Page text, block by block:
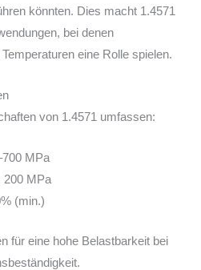
könnten. Dies macht 1.4571
bei denen
eine Rolle spielen.
von 1.4571 umfassen:
MPa
200 MPa
(min.)
für eine hohe Belastbarkeit bei